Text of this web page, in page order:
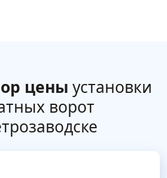
цены установки
ворот